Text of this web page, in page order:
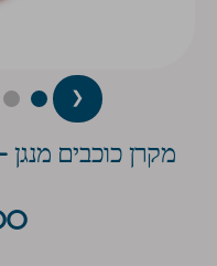
❮
מקרן כוכבים
₪